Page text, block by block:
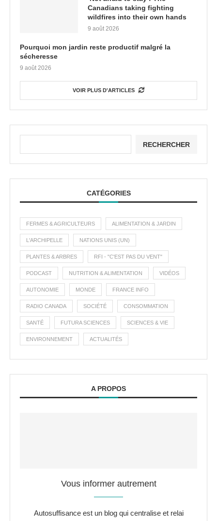
Canadians taking fighting
wildfires into their own hands
9 août 2026
Pourquoi mon jardin reste productif malgré la
sécheresse
9 août 2026
VOIR PLUS D'ARTICLES
RECHERCHER
CATÉGORIES
FERMES & AGRICULTEURS ALIMENTATION & JARDIN
L'ARCHIPELLE NATIONS UNIS (UN)
PLANTES & ARBRES RFI - "C'EST PAS DU VENT"
PODCAST NUTRITION & ALIMENTATION VIDÉOS
AUTONOMIE MONDE FRANCE INFO
RADIO CANADA SOCIÉTÉ CONSOMMATION
SANTÉ FUTURA SCIENCES SCIENCES & VIE
ENVIRONNEMENT ACTUALITÉS
A PROPOS
Vous informer autrement
Autosuffisance est un blog qui centralise et relai